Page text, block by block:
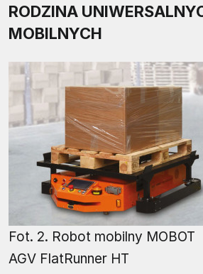
RODZINA
MOBILNYCH
Fot. 2. Robot mobilny MOBOT
AGV FlatRunner HT